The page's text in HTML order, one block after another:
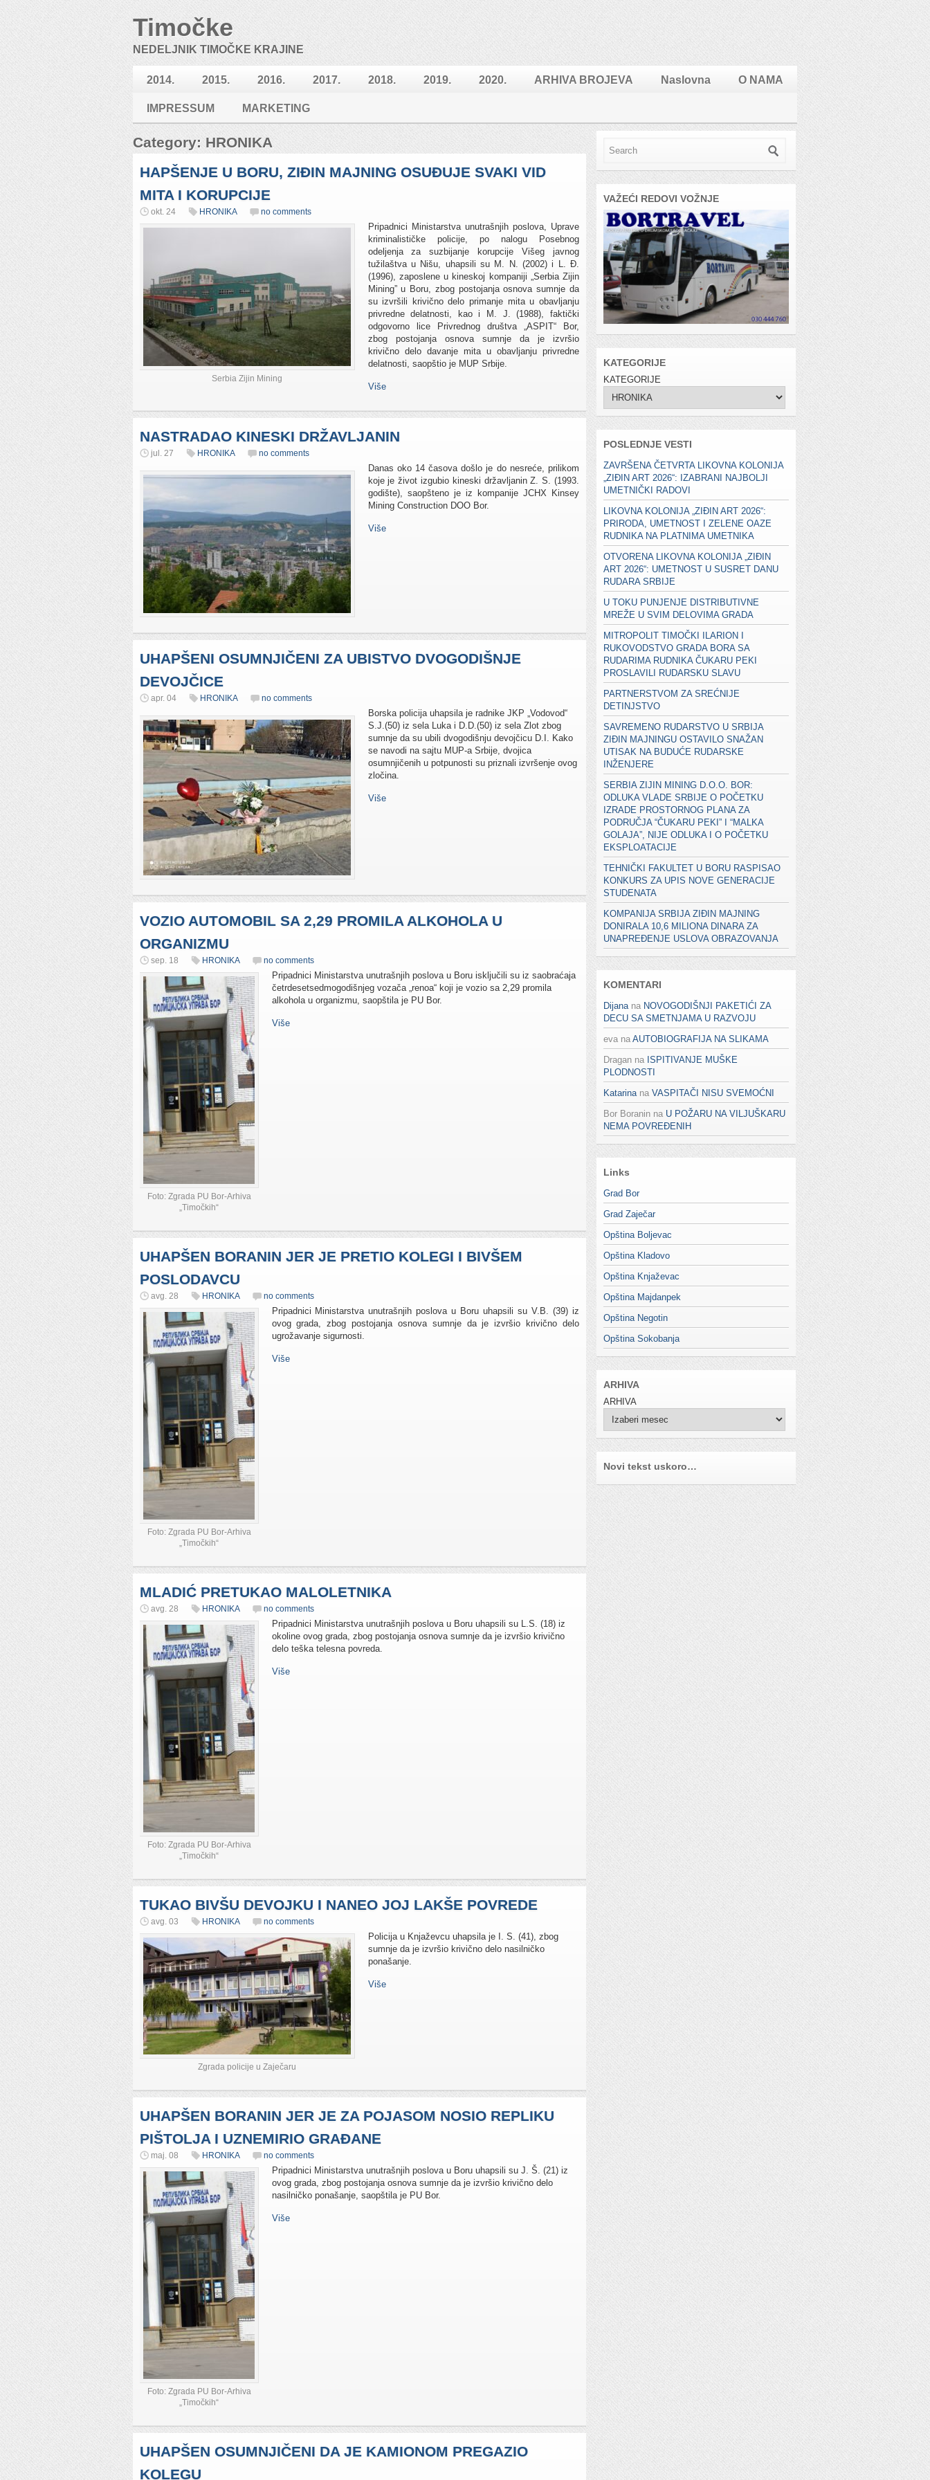
Timočke
NEDELJNIK TIMOČKE KRAJINE
2014. 2015. 2016. 2017. 2018. 2019. 2020. ARHIVA BROJEVA Naslovna O NAMA
IMPRESSUM MARKETING
Category: HRONIKA
HAPŠENJE U BORU, ZIĐIN MAJNING OSUĐUJE SVAKI VID
MITA I KORUPCIJE
okt. 24 HRONIKA no comments
Serbia Zijin Mining
Pripadnici Ministarstva unutrašnjih poslova, Uprave
kriminalističke policije, po nalogu Posebnog
odeljenja za suzbijanje korupcije Višeg javnog
tužilaštva u Nišu, uhapsili su M. N. (2002) i L. Đ.
(1996), zaposlene u kineskoj kompaniji „Serbia Zijin
Mining” u Boru, zbog postojanja osnova sumnje da
su izvršili krivično delo primanje mita u obavljanju
privredne delatnosti, kao i M. J. (1988), faktički
odgovorno lice Privrednog društva „ASPIT“ Bor,
zbog postojanja osnova sumnje da je izvršio
krivično delo davanje mita u obavljanju privredne
delatnosti, saopštio je MUP Srbije.
Više
NASTRADAO KINESKI DRŽAVLJANIN
jul. 27 HRONIKA no comments
Danas oko 14 časova došlo je do nesreće, prilikom
koje je život izgubio kineski državljanin Z. S. (1993.
godište), saopšteno je iz kompanije JCHX Kinsey
Mining Construction DOO Bor.
Više
UHAPŠENI OSUMNJIČENI ZA UBISTVO DVOGODIŠNJE
DEVOJČICE
apr. 04 HRONIKA no comments
Borska policija uhapsila je radnike JKP „Vodovod“
S.J.(50) iz sela Luka i D.D.(50) iz sela Zlot zbog
sumnje da su ubili dvogodišnju devojčicu D.I. Kako
se navodi na sajtu MUP-a Srbije, dvojica
osumnjičenih u potpunosti su priznali izvršenje ovog
zločina.
Više
VOZIO AUTOMOBIL SA 2,29 PROMILA ALKOHOLA U
ORGANIZMU
sep. 18 HRONIKA no comments
Foto: Zgrada PU Bor-Arhiva
„Timočkih“
Pripadnici Ministarstva unutrašnjih poslova u Boru isključili su iz saobraćaja
četrdesetsedmogodišnjeg vozača „renoa“ koji je vozio sa 2,29 promila
alkohola u organizmu, saopštila je PU Bor.
Više
UHAPŠEN BORANIN JER JE PRETIO KOLEGI I BIVŠEM
POSLODAVCU
avg. 28 HRONIKA no comments
Foto: Zgrada PU Bor-Arhiva
„Timočkih“
Pripadnici Ministarstva unutrašnjih poslova u Boru uhapsili su V.B. (39) iz
ovog grada, zbog postojanja osnova sumnje da je izvršio krivično delo
ugrožavanje sigurnosti.
Više
MLADIĆ PRETUKAO MALOLETNIKA
avg. 28 HRONIKA no comments
Foto: Zgrada PU Bor-Arhiva
„Timočkih“
Pripadnici Ministarstva unutrašnjih poslova u Boru uhapsili su L.S. (18) iz
okoline ovog grada, zbog postojanja osnova sumnje da je izvršio krivično
delo teška telesna povreda.
Više
TUKAO BIVŠU DEVOJKU I NANEO JOJ LAKŠE POVREDE
avg. 03 HRONIKA no comments
Zgrada policije u Zaječaru
Policija u Knjaževcu uhapsila je I. S. (41), zbog
sumnje da je izvršio krivično delo nasilničko
ponašanje.
Više
UHAPŠEN BORANIN JER JE ZA POJASOM NOSIO REPLIKU
PIŠTOLJA I UZNEMIRIO GRAĐANE
maj. 08 HRONIKA no comments
Foto: Zgrada PU Bor-Arhiva
„Timočkih“
Pripadnici Ministarstva unutrašnjih poslova u Boru uhapsili su J. Š. (21) iz
ovog grada, zbog postojanja osnova sumnje da je izvršio krivično delo
nasilničko ponašanje, saopštila je PU Bor.
Više
UHAPŠEN OSUMNJIČENI DA JE KAMIONOM PREGAZIO
KOLEGU
VAŽEĆI REDOVI VOŽNJE
KATEGORIJE
KATEGORIJE
POSLEDNJE VESTI
ZAVRŠENA ČETVRTA LIKOVNA KOLONIJA
„ZIĐIN ART 2026“: IZABRANI NAJBOLJI
UMETNIČKI RADOVI
LIKOVNA KOLONIJA „ZIĐIN ART 2026“:
PRIRODA, UMETNOST I ZELENE OAZE
RUDNIKA NA PLATNIMA UMETNIKA
OTVORENA LIKOVNA KOLONIJA „ZIĐIN
ART 2026“: UMETNOST U SUSRET DANU
RUDARA SRBIJE
U TOKU PUNJENJE DISTRIBUTIVNE
MREŽE U SVIM DELOVIMA GRADA
MITROPOLIT TIMOČKI ILARION I
RUKOVODSTVO GRADA BORA SA
RUDARIMA RUDNIKA ČUKARU PEKI
PROSLAVILI RUDARSKU SLAVU
PARTNERSTVOM ZA SREĆNIJE
DETINJSTVO
SAVREMENO RUDARSTVO U SRBIJA
ZIĐIN MAJNINGU OSTAVILO SNAŽAN
UTISAK NA BUDUĆE RUDARSKE
INŽENJERE
SERBIA ZIJIN MINING D.O.O. BOR:
ODLUKA VLADE SRBIJE O POČETKU
IZRADE PROSTORNOG PLANA ZA
PODRUČJA “ČUKARU PEKI” I “MALKA
GOLAJA”, NIJE ODLUKA I O POČETKU
EKSPLOATACIJE
TEHNIČKI FAKULTET U BORU RASPISAO
KONKURS ZA UPIS NOVE GENERACIJE
STUDENATA
KOMPANIJA SRBIJA ZIĐIN MAJNING
DONIRALA 10,6 MILIONA DINARA ZA
UNAPREĐENJE USLOVA OBRAZOVANJA
KOMENTARI
Dijanana NOVOGODIŠNJI PAKETIĆI ZA
DECU SA SMETNJAMA U RAZVOJU
eva na AUTOBIOGRAFIJA NA SLIKAMA
Dragan na ISPITIVANJE MUŠKE
PLODNOSTI
Katarinana VASPITAČI NISU SVEMOĆNI
Bor Boranin na U POŽARU NA VILJUŠKARU
NEMA POVREĐENIH
Links
Grad Bor
Grad Zaječar
Opština Boljevac
Opština Kladovo
Opština Knjaževac
Opština Majdanpek
Opština Negotin
Opština Sokobanja
ARHIVA
ARHIVA
Novi tekst uskoro…